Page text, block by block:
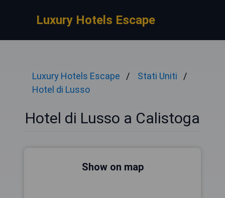
Luxury Hotels Escape
Luxury Hotels Escape
Stati Uniti
Hotel di Lusso
Hotel di Lusso a Calistoga
Show on map